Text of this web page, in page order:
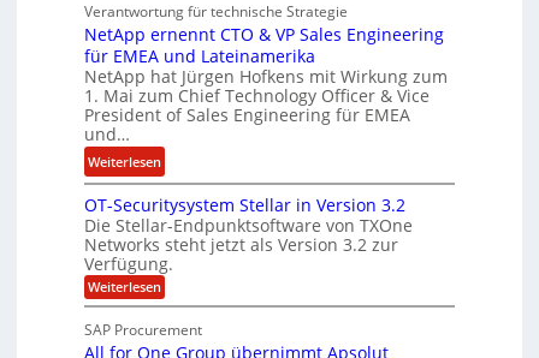
e
i
n
e
ö
s
u
n
g
r
d
F
n
a
n
z
c
h
e
n
g
n
e
e
r
i
g
-
S
p
e
z
i
Verantwortung für technische Strategie
NetApp ernennt CTO & VP Sales Engineering
für EMEA und Lateinamerika
NetApp hat Jürgen Hofkens mit Wirkung zum
1. Mai zum Chief Technology Officer & Vice
President of Sales Engineering für EMEA
und…
Weiterlesen:
N
e
t
A
p
p
OT-Securitysystem Stellar in Version 3.2
Die Stellar-Endpunktsoftware von TXOne
Networks steht jetzt als Version 3.2 zur
Verfügung.
Weiterlesen:
O
-
S
SAP Procurement
All for One Group übernimmt Apsolut